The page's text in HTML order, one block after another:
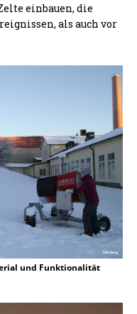
einbauen, die
als auch vor
und Funktionalität